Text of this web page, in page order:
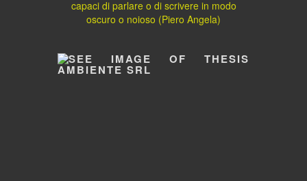
capaci di parlare o di scrivere in modo
oscuro o noioso (Piero Angela)